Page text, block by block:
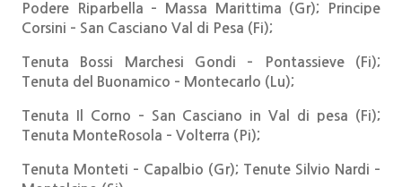
Podere Riparbella – Massa Marittima (Gr); Principe
Corsini – San Casciano Val di Pesa (Fi);
Tenuta Bossi Marchesi Gondi – Pontassieve (Fi);
Tenuta del Buonamico – Montecarlo (Lu);
Tenuta Il Corno – San Casciano in Val di pesa (Fi);
Tenuta MonteRosola – Volterra (Pi);
Tenuta Monteti – Capalbio (Gr); Tenute Silvio Nardi –